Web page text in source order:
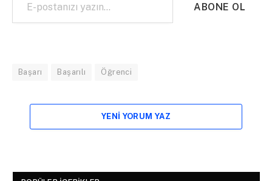
ABONE OL
Başarı Başarılı Öğrenci
YENI YORUM YAZ